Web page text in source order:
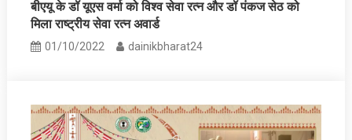
बीएयू के डॉ यूएस वर्मा को विश्व सेवा रत्न और डॉ पंकज सेठ को
मिला राष्ट्रीय सेवा रत्न अवार्ड
01/10/2022 dainikbharat24